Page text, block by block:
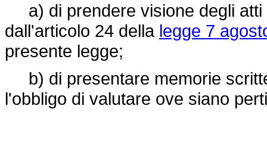
a) di prendere visione degli atti
dall'articolo 24 della legge 7
presente legge;
b) di presentare memorie
l'obbligo di valutare ove siano